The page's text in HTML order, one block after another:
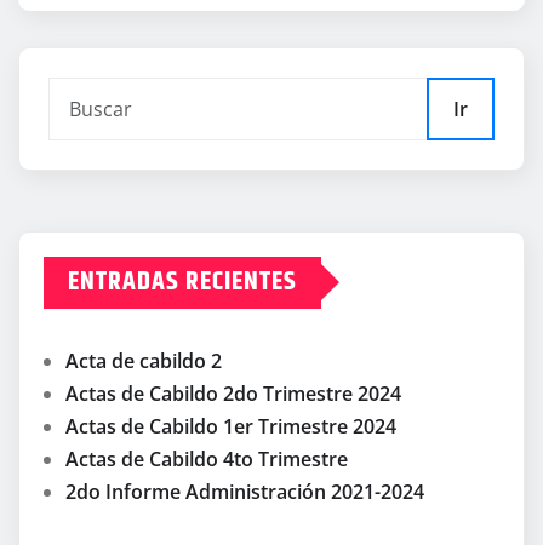
Ir
ENTRADAS RECIENTES
Acta de cabildo 2
Actas de Cabildo 2do Trimestre 2024
Actas de Cabildo 1er Trimestre 2024
Actas de Cabildo 4to Trimestre
2do Informe Administración 2021-2024